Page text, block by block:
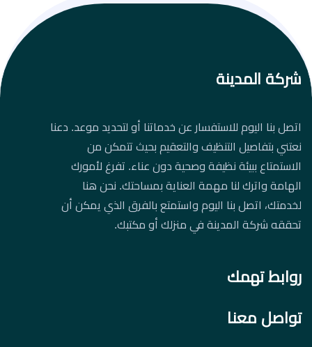
شركة المدينة
اتصل بنا اليوم للاستفسار عن خدماتنا أو لتحديد موعد. دعنا
نعتني بتفاصيل التنظيف والتعقيم بحيث تتمكن من
الاستمتاع ببيئة نظيفة وصحية دون عناء. تفرغ لأمورك
الهامة واترك لنا مهمة العناية بمساحتك. نحن هنا
لخدمتك، اتصل بنا اليوم واستمتع بالفرق الذي يمكن أن
تحققه شركة المدينة في منزلك أو مكتبك.
روابط تهمك
تواصل معنا